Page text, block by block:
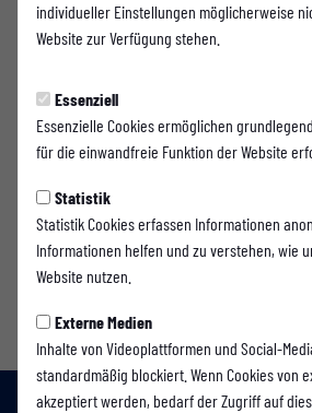
individueller Einstellungen möglicherweise
Website zur Verfügung stehen.
Essenziell
Essenzielle Cookies ermöglichen
für die einwandfreie Funktion der Website
Statistik
Statistik Cookies erfassen Informationen
Informationen helfen und zu verstehen, wie
Website nutzen.
Externe Medien
Inhalte von Videoplattformen und Social-
standardmäßig blockiert. Wenn Cookies von
akzeptiert werden, bedarf der Zugriff auf